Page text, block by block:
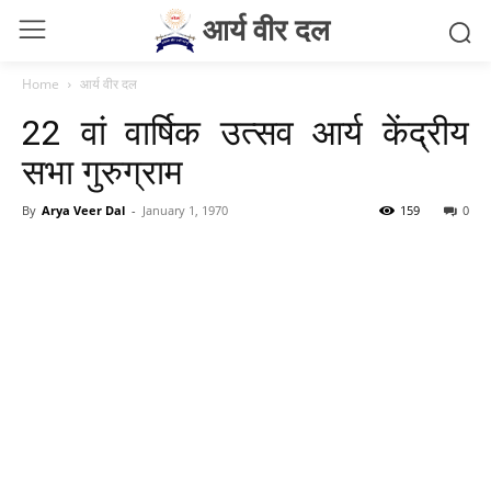
आर्य वीर दल
Home आर्य वीर दल
22 वां वार्षिक उत्सव आर्य केंद्रीय
सभा गुरुग्राम
By Arya Veer Dal - January 1, 1970 0
159